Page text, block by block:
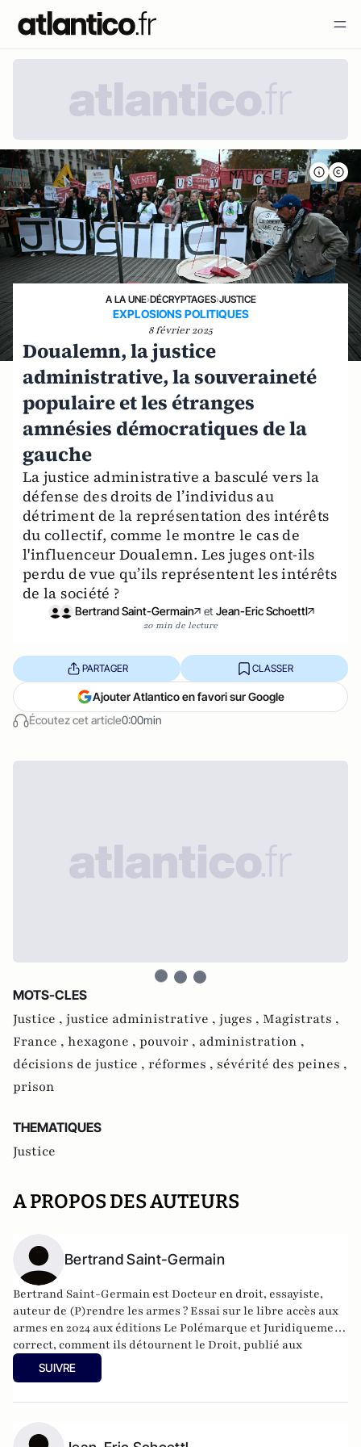
A LA UNE›DÉCRYPTAGES›JUSTICE
EXPLOSIONS POLITIQUES
8 février 2025
Doualemn, la justice
administrative, la souveraineté
populaire et les étranges
amnésies démocratiques de la
gauche
La justice administrative a basculé vers la
défense des droits de l’individus au
détriment de la représentation des intérêts
du collectif, comme le montre le cas de
l'influenceur Doualemn. Les juges ont-ils
perdu de vue qu’ils représentent les intérêts
de la société ?
Bertrand Saint-Germain et Jean-Eric Schoettl
20 min de lecture
Écoutez cet article0:00min
PARTAGER CLASSER
Ajouter Atlantico en favori sur Google
MOTS-CLES
Justice , justice administrative , juges , Magistrats ,
France , hexagone , pouvoir , administration ,
décisions de justice , réformes , sévérité des peines ,
prison
THEMATIQUES
Justice
A PROPOS DES AUTEURS
Bertrand Saint-Germain
Bertrand Saint-Germain est Docteur en droit, essayiste,
auteur de (P)rendre les armes ? Essai sur le libre accès aux
armes en 2024 aux éditions Le Polémarque etJuridiquement
correct, comment ils détournent le Droit, publié aux
éditions La Nouvelle Librairie (2023) ainsi que
République des juges contre la Nation: Et comment en
SUIVRE